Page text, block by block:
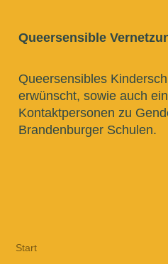
Queersensible
Queersensibles
erwünscht, sowie auch
Kontaktpersonen zu
Brandenburger Schulen.
Start